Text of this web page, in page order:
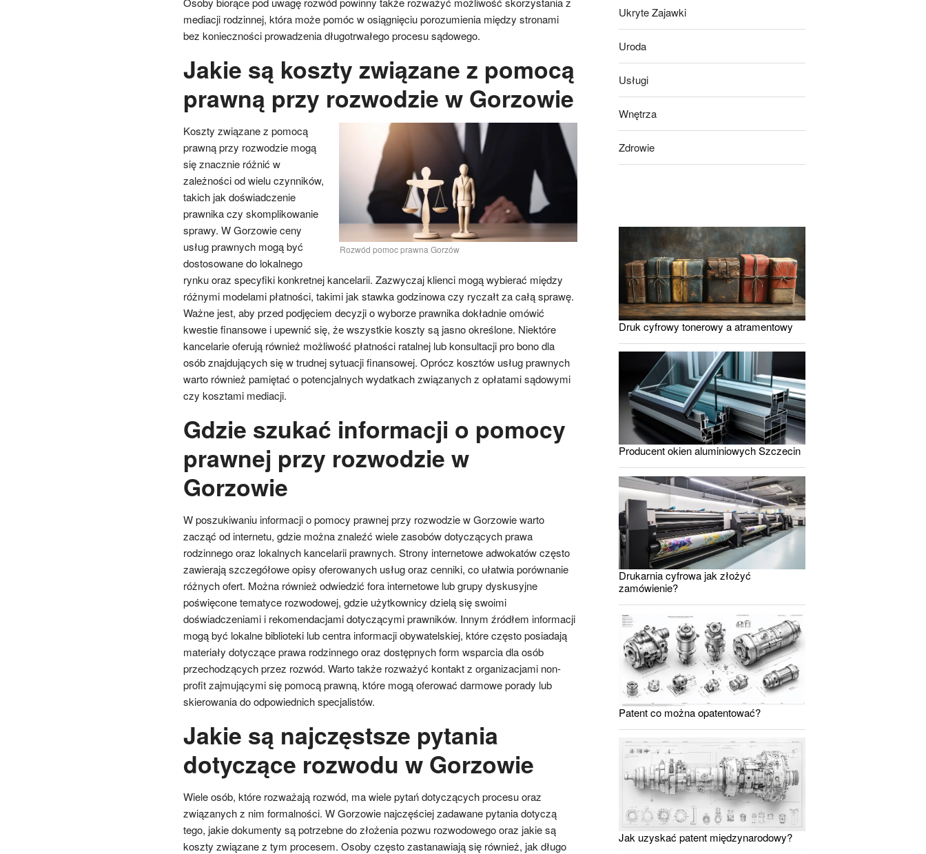
mediacji rodzinnej, która może pomóc w osiągnięciu porozumienia między stronami
bez konieczności prowadzenia długotrwałego procesu sądowego.
Jakie są koszty związane z pomocą
prawną przy rozwodzie w Gorzowie
Rozwód pomoc prawna Gorzów
Koszty związane z pomocą
prawną przy rozwodzie mogą
się znacznie różnić w
zależności od wielu czynników,
takich jak doświadczenie
prawnika czy skomplikowanie
sprawy. W Gorzowie ceny
usług prawnych mogą być
dostosowane do lokalnego
rynku oraz specyfiki konkretnej kancelarii. Zazwyczaj klienci mogą wybierać między
różnymi modelami płatności, takimi jak stawka godzinowa czy ryczałt za całą sprawę.
Ważne jest, aby przed podjęciem decyzji o wyborze prawnika dokładnie omówić
kwestie finansowe i upewnić się, że wszystkie koszty są jasno określone. Niektóre
kancelarie oferują również możliwość płatności ratalnej lub konsultacji pro bono dla
osób znajdujących się w trudnej sytuacji finansowej. Oprócz kosztów usług prawnych
warto również pamiętać o potencjalnych wydatkach związanych z opłatami sądowymi
czy kosztami mediacji.
Gdzie szukać informacji o pomocy
prawnej przy rozwodzie w
Gorzowie
W poszukiwaniu informacji o pomocy prawnej przy rozwodzie w Gorzowie warto
zacząć od internetu, gdzie można znaleźć wiele zasobów dotyczących prawa
rodzinnego oraz lokalnych kancelarii prawnych. Strony internetowe adwokatów często
zawierają szczegółowe opisy oferowanych usług oraz cenniki, co ułatwia porównanie
różnych ofert. Można również odwiedzić fora internetowe lub grupy dyskusyjne
poświęcone tematyce rozwodowej, gdzie użytkownicy dzielą się swoimi
doświadczeniami i rekomendacjami dotyczącymi prawników. Innym źródłem informacji
mogą być lokalne biblioteki lub centra informacji obywatelskiej, które często posiadają
materiały dotyczące prawa rodzinnego oraz dostępnych form wsparcia dla osób
przechodzących przez rozwód. Warto także rozważyć kontakt z organizacjami non-
profit zajmującymi się pomocą prawną, które mogą oferować darmowe porady lub
skierowania do odpowiednich specjalistów.
Jakie są najczęstsze pytania
dotyczące rozwodu w Gorzowie
Wiele osób, które rozważają rozwód, ma wiele pytań dotyczących procesu oraz
związanych z nim formalności. W Gorzowie najczęściej zadawane pytania dotyczą
tego, jakie dokumenty są potrzebne do złożenia pozwu rozwodowego oraz jakie są
koszty związane z tym procesem. Osoby często zastanawiają się również, jak długo
Ukryte Zajawki
Uroda
Usługi
Wnętrza
Zdrowie
Druk cyfrowy tonerowy a atramentowy
Producent okien aluminiowych Szczecin
Drukarnia cyfrowa jak złożyć
zamówienie?
Patent co można opatentować?
Jak uzyskać patent międzynarodowy?